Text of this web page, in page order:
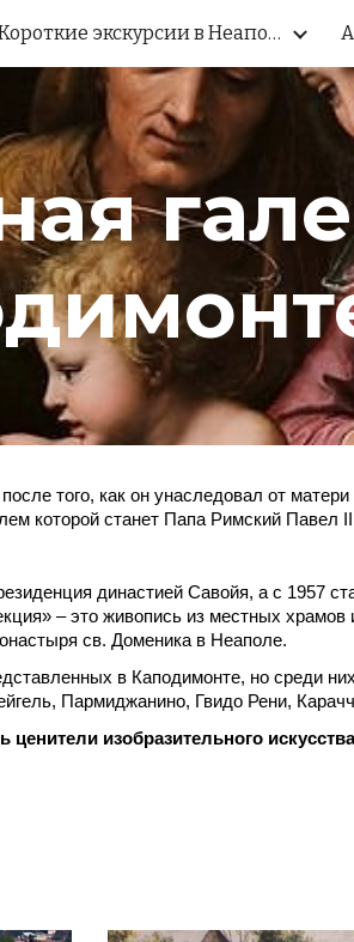
Skip to
Короткие экскурсии в Неаполе
того, как он унаследовал от
которой станет Папа Римский Павел
династией Савойя, а с 1957
– это живопись из местных
св. Доменика в Неаполе.
в Каподимонте, но среди
Пармиджанино, Гвидо Рени,
ценители изобразительного